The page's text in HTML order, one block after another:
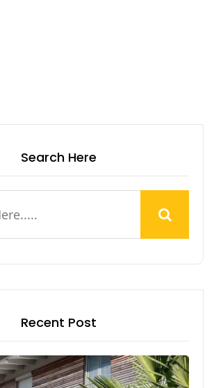
Search Here
Recent Post